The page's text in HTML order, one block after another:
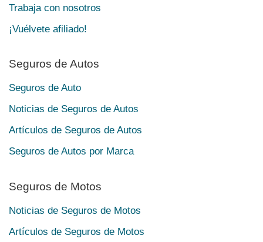
Trabaja con nosotros
¡Vuélvete afiliado!
Seguros de Autos
Seguros de Auto
Noticias de Seguros de Autos
Artículos de Seguros de Autos
Seguros de Autos por Marca
Seguros de Motos
Noticias de Seguros de Motos
Artículos de Seguros de Motos